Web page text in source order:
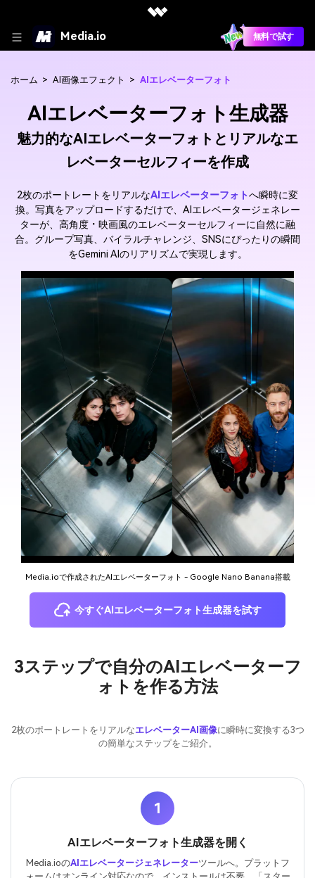
Media.io 無料で試す
ホーム > AI画像エフェクト > AIエレベーターフォト
AIエレベーターフォト生成器
魅力的なAIエレベーターフォトとリアルなエ
レベーターセルフィーを作成
2枚のポートレートをリアルなAIエレベーターフォトへ瞬時に変
換。写真をアップロードするだけで、AIエレベータージェネレー
ターが、高角度・映画風のエレベーターセルフィーに自然に融
合。グループ写真、バイラルチャレンジ、SNSにぴったりの瞬間
をGemini AIのリアリズムで実現します。
Media.ioで作成されたAIエレベーターフォト - Google Nano Banana搭載
今すぐAIエレベーターフォト生成器を試す
3ステップで自分のAIエレベーターフ
ォトを作る方法
2枚のポートレートをリアルなエレベーターAI画像に瞬時に変換する3つ
の簡単なステップをご紹介。
1
AIエレベーターフォト生成器を開く
Media.ioのAIエレベータージェネレーターツールへ。プラットフ